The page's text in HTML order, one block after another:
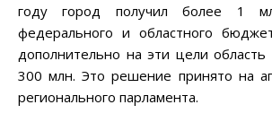
году город получил более 1
федерального и областного
дополнительно на эти цели
300 млн. Это решение принято на
регионального парламента.